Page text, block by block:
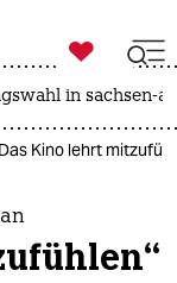

taz zahl ich
in sachsen-
Kino lehrt